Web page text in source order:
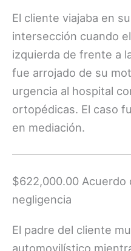
El cliente viajaba en
intersección cuando
izquierda de frente a
fue arrojado de su
urgencia al hospital
ortopédicas. El caso
en mediación.
$622,000.00
negligencia
El padre del cliente
automovilístico